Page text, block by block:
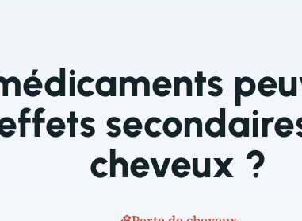
cheveux ?